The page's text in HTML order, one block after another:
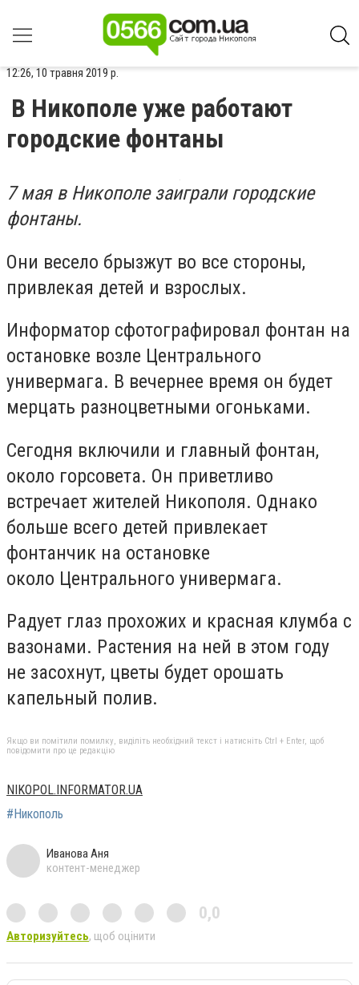
12:26, 10 травня 2019 р.
В Никополе уже работают
городские фонтаны
7 мая в Никополе заиграли городские
фонтаны.
Они весело брызжут во все стороны,
привлекая детей и взрослых.
Информатор сфотографировал фонтан на
остановке возле Центрального
универмага. В вечернее время он будет
мерцать разноцветными огоньками.
Сегодня включили и главный фонтан,
около горсовета. Он приветливо
встречает жителей Никополя. Однако
больше всего детей привлекает
фонтанчик на остановке
около Центрального универмага.
Радует глаз прохожих и красная клумба с
вазонами. Растения на ней в этом году
не засохнут, цветы будет орошать
капельный полив.
Якщо ви помітили помилку, виділіть необхідний текст і натисніть Ctrl + Enter, щоб
повідомити про це редакцію
NIKOPOL.INFORMATOR.UA
#Никополь
Иванова Аня
контент-менеджер
0,0
Авторизуйтесь, щоб оцінити